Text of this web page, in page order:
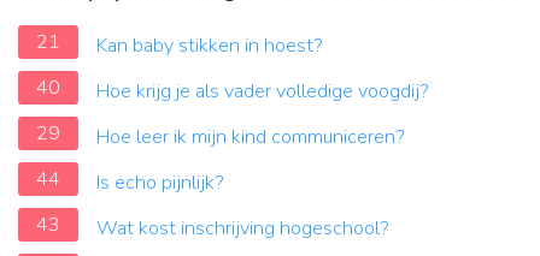
21
Kan baby stikken in hoest?
40
Hoe krijg je als vader volledige voogdij?
29
Hoe leer ik mijn kind communiceren?
44
Is echo pijnlijk?
43
Wat kost inschrijving hogeschool?